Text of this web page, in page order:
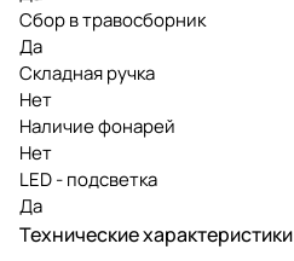
Сбор в травосборник
Да
Складная ручка
Нет
Наличие фонарей
Нет
LED - подсветка
Да
Технические характеристики